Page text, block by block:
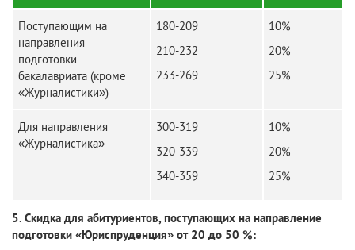
Поступающим на
направления
подготовки
бакалавриата (кроме
«Журналистики»)
180-209
210-232
233-269
10%
20%
25%
Для направления
«Журналистика»
300-319
320-339
340-359
10%
20%
25%
5. Скидка для абитуриентов, поступающих на направление
подготовки «Юриспруденция» от 20 до 50 %: